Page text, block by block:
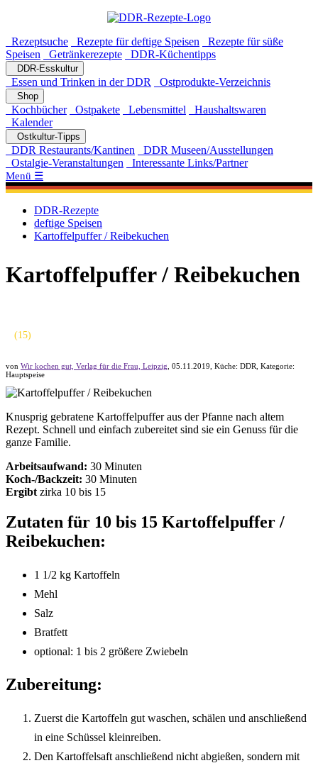
Rezeptsuche Rezepte für deftige Speisen
Rezepte für süße
Speisen
Getränkerezepte DDR-Küchentipps
DDR-Esskultur
Essen und Trinken in der DDR Ostprodukte-Verzeichnis
Shop
Kochbücher Ostpakete Lebensmittel
Haushaltswaren
Kalender
Ostkultur-Tipps
DDR Restaurants/Kantinen
DDR Museen/Ausstellungen
Ostalgie-Veranstaltungen
Interessante Links/Partner
Menü ☰
DDR-Rezepte
deftige Speisen
Kartoffelpuffer / Reibekuchen
Kartoffelpuffer / Reibekuchen
(15)
von Wir kochen gut, Verlag für die Frau, Leipzig 05.11.2019 , Küche: DDR , Kategorie:
Hauptspeise
Knusprig gebratene Kartoffelpuffer aus der Pfanne nach altem
Rezept. Schnell und einfach zubereitet sind sie ein Genuss für die
ganze Familie.
Arbeitsaufwand: 30 Minuten
Koch-/Backzeit: 30 Minuten
Ergibt zirka 10 bis 15
Zutaten für 10 bis 15 Kartoffelpuffer /
Reibekuchen:
1 1/2 kg Kartoffeln
Mehl
Salz
Bratfett
optional: 1 bis 2 größere Zwiebeln
Zubereitung:
Zuerst die Kartoffeln gut waschen, schälen und anschließend
in eine Schüssel kleinreiben.
Den Kartoffelsaft anschließend nicht abgießen, sondern mit